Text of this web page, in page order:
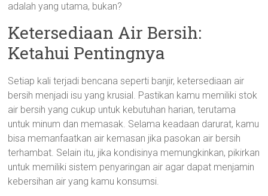
adalah yang utama, bukan?
Ketersediaan Air Bersih:
Ketahui Pentingnya
Setiap kali terjadi bencana seperti banjir, ketersediaan air
bersih menjadi isu yang krusial. Pastikan kamu memiliki stok
air bersih yang cukup untuk kebutuhan harian, terutama
untuk minum dan memasak. Selama keadaan darurat, kamu
bisa memanfaatkan air kemasan jika pasokan air bersih
terhambat. Selain itu, jika kondisinya memungkinkan, pikirkan
untuk memiliki sistem penyaringan air agar dapat menjamin
kebersihan air yang kamu konsumsi.